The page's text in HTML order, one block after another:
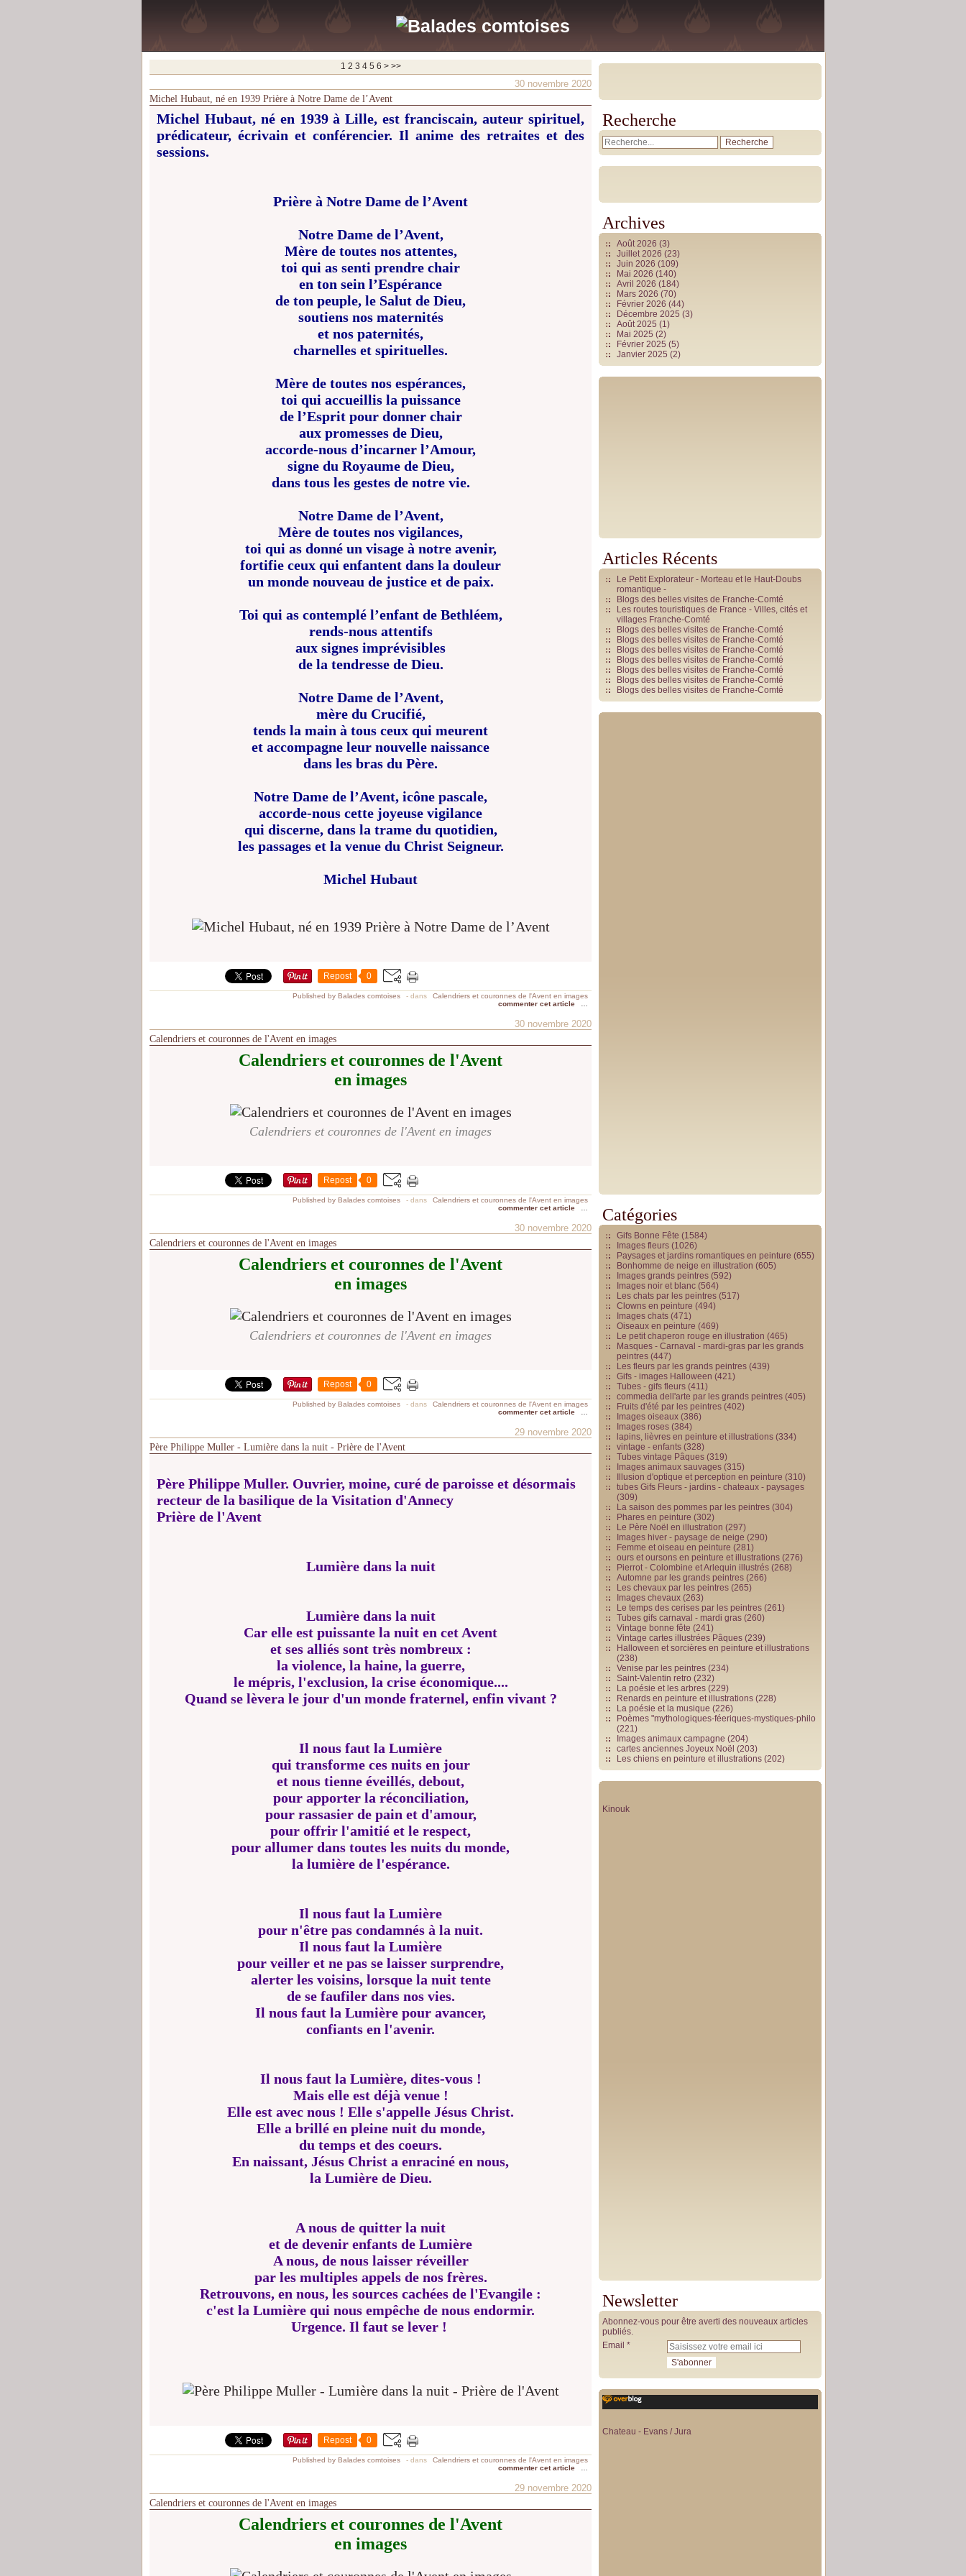
1 2 3 4 5 6 > >>
30 novembre 2020
Michel Hubaut, né en 1939 Prière à Notre Dame de l’Avent
Michel Hubaut, né en 1939 à Lille, est franciscain, auteur spirituel,
prédicateur, écrivain et conférencier. Il anime des retraites et des
sessions.
Prière à Notre Dame de l’Avent
Notre Dame de l’Avent,
Mère de toutes nos attentes,
toi qui as senti prendre chair
en ton sein l’Espérance
de ton peuple, le Salut de Dieu,
soutiens nos maternités
et nos paternités,
charnelles et spirituelles.
Mère de toutes nos espérances,
toi qui accueillis la puissance
de l’Esprit pour donner chair
aux promesses de Dieu,
accorde-nous d’incarner l’Amour,
signe du Royaume de Dieu,
dans tous les gestes de notre vie.
Notre Dame de l’Avent,
Mère de toutes nos vigilances,
toi qui as donné un visage à notre avenir,
fortifie ceux qui enfantent dans la douleur
un monde nouveau de justice et de paix.
Toi qui as contemplé l’enfant de Bethléem,
rends-nous attentifs
aux signes imprévisibles
de la tendresse de Dieu.
Notre Dame de l’Avent,
mère du Crucifié,
tends la main à tous ceux qui meurent
et accompagne leur nouvelle naissance
dans les bras du Père.
Notre Dame de l’Avent, icône pascale,
accorde-nous cette joyeuse vigilance
qui discerne, dans la trame du quotidien,
les passages et la venue du Christ Seigneur.
Michel Hubaut
Repost 0
Published by Balades comtoises - dans
Calendriers et couronnes de l'Avent en images
commenter cet article
30 novembre 2020
Calendriers et couronnes de l'Avent en images
Calendriers et couronnes de l'Avent
en images
Calendriers et couronnes de l'Avent en images
Repost 0
Published by Balades comtoises - dans
Calendriers et couronnes de l'Avent en images
commenter cet article
30 novembre 2020
Calendriers et couronnes de l'Avent en images
Calendriers et couronnes de l'Avent
en images
Calendriers et couronnes de l'Avent en images
Repost 0
Published by Balades comtoises - dans
Calendriers et couronnes de l'Avent en images
commenter cet article
29 novembre 2020
Père Philippe Muller - Lumière dans la nuit - Prière de l'Avent
Père Philippe Muller. Ouvrier, moine, curé de paroisse et désormais
recteur de la basilique de la Visitation d'Annecy
Prière de l'Avent
Lumière dans la nuit
Lumière dans la nuit
Car elle est puissante la nuit en cet Avent
et ses alliés sont très nombreux :
la violence, la haine, la guerre,
le mépris, l'exclusion, la crise économique....
Quand se lèvera le jour d'un monde fraternel, enfin vivant ?
Il nous faut la Lumière
qui transforme ces nuits en jour
et nous tienne éveillés, debout,
pour apporter la réconciliation,
pour rassasier de pain et d'amour,
pour offrir l'amitié et le respect,
pour allumer dans toutes les nuits du monde,
la lumière de l'espérance.
Il nous faut la Lumière
pour n'être pas condamnés à la nuit.
Il nous faut la Lumière
pour veiller et ne pas se laisser surprendre,
alerter les voisins, lorsque la nuit tente
de se faufiler dans nos vies.
Il nous faut la Lumière pour avancer,
confiants en l'avenir.
Il nous faut la Lumière, dites-vous !
Mais elle est déjà venue !
Elle est avec nous ! Elle s'appelle Jésus Christ.
Elle a brillé en pleine nuit du monde,
du temps et des coeurs.
En naissant, Jésus Christ a enraciné en nous,
la Lumière de Dieu.
A nous de quitter la nuit
et de devenir enfants de Lumière
A nous, de nous laisser réveiller
par les multiples appels de nos frères.
Retrouvons, en nous, les sources cachées de l'Evangile :
c'est la Lumière qui nous empêche de nous endormir.
Urgence. Il faut se lever !
Repost 0
Published by Balades comtoises - dans
Calendriers et couronnes de l'Avent en images
commenter cet article
29 novembre 2020
Calendriers et couronnes de l'Avent en images
Calendriers et couronnes de l'Avent
en images
Recherche
Archives
Août 2026 (3)
Juillet 2026 (23)
Juin 2026 (109)
Mai 2026 (140)
Avril 2026 (184)
Mars 2026 (70)
Février 2026 (44)
Décembre 2025 (3)
Août 2025 (1)
Mai 2025 (2)
Février 2025 (5)
Janvier 2025 (2)
Articles Récents
Le Petit Explorateur - Morteau et le Haut-Doubs
romantique -
Blogs des belles visites de Franche-Comté
Les routes touristiques de France - Villes, cités et
villages Franche-Comté
Blogs des belles visites de Franche-Comté
Blogs des belles visites de Franche-Comté
Blogs des belles visites de Franche-Comté
Blogs des belles visites de Franche-Comté
Blogs des belles visites de Franche-Comté
Blogs des belles visites de Franche-Comté
Blogs des belles visites de Franche-Comté
Catégories
Gifs Bonne Fête (1584)
Images fleurs (1026)
Paysages et jardins romantiques en peinture (655)
Bonhomme de neige en illustration (605)
Images grands peintres (592)
Images noir et blanc (564)
Les chats par les peintres (517)
Clowns en peinture (494)
Images chats (471)
Oiseaux en peinture (469)
Le petit chaperon rouge en illustration (465)
Masques - Carnaval - mardi-gras par les grands
peintres (447)
Les fleurs par les grands peintres (439)
Gifs - images Halloween (421)
Tubes - gifs fleurs (411)
commedia dell'arte par les grands peintres (405)
Fruits d'été par les peintres (402)
Images oiseaux (386)
Images roses (384)
lapins, lièvres en peinture et illustrations (334)
vintage - enfants (328)
Tubes vintage Pâques (319)
Images animaux sauvages (315)
Illusion d'optique et perception en peinture (310)
tubes Gifs Fleurs - jardins - chateaux - paysages
(309)
La saison des pommes par les peintres (304)
Phares en peinture (302)
Le Père Noël en illustration (297)
Images hiver - paysage de neige (290)
Femme et oiseau en peinture (281)
ours et oursons en peinture et illustrations (276)
Pierrot - Colombine et Arlequin illustrés (268)
Automne par les grands peintres (266)
Les chevaux par les peintres (265)
Images chevaux (263)
Le temps des cerises par les peintres (261)
Tubes gifs carnaval - mardi gras (260)
Vintage bonne fête (241)
Vintage cartes illustrées Pâques (239)
Halloween et sorcières en peinture et illustrations
(238)
Venise par les peintres (234)
Saint-Valentin retro (232)
La poésie et les arbres (229)
Renards en peinture et illustrations (228)
La poésie et la musique (226)
Poèmes "mythologiques-féeriques-mystiques-philo
(221)
Images animaux campagne (204)
cartes anciennes Joyeux Noël (203)
Les chiens en peinture et illustrations (202)
Kinouk
Newsletter
Abonnez-vous pour être averti des nouveaux articles
publiés.
Email
Chateau - Evans / Jura